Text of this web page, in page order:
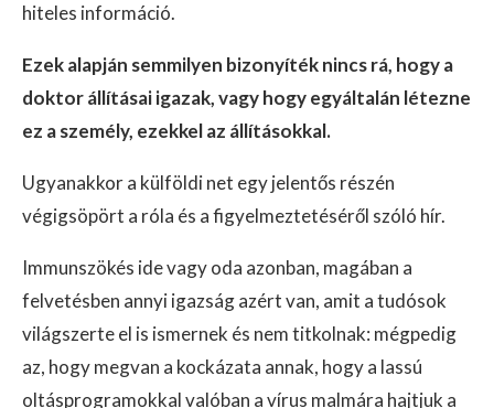
hiteles információ.
Ezek alapján semmilyen bizonyíték nincs rá, hogy a
doktor állításai igazak, vagy hogy egyáltalán létezne
ez a személy, ezekkel az állításokkal.
Ugyanakkor a külföldi net egy jelentős részén
végigsöpört a róla és a figyelmeztetéséről szóló hír.
Immunszökés ide vagy oda azonban, magában a
felvetésben annyi igazság azért van, amit a tudósok
világszerte el is ismernek és nem titkolnak: mégpedig
az, hogy megvan a kockázata annak, hogy a lassú
oltásprogramokkal valóban a vírus malmára hajtjuk a